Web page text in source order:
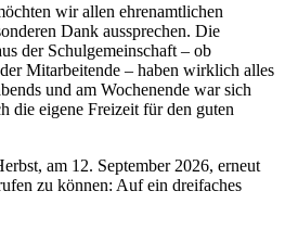
wir allen ehrenamtlichen
Dank aussprechen. Die
der Schulgemeinschaft – ob
Mitarbeitende – haben wirklich alles
und am Wochenende war sich
die eigene Freizeit für den guten
am 12. September 2026, erneut
zu können: Auf ein dreifaches